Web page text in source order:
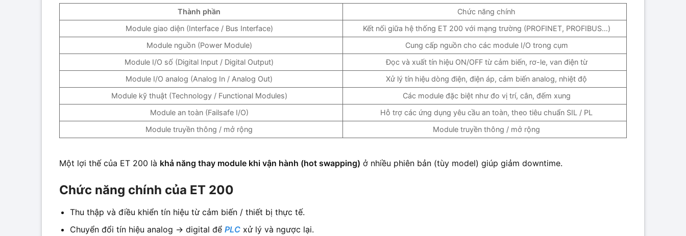
Thành phần
Chức năng chính
Module giao diện (Interface / Bus Interface)
Kết nối giữa hệ thống ET 200 với mạng trường (PROFINET, PROFIBUS…)
Module nguồn (Power Module)
Cung cấp nguồn cho các module I/O trong cụm
Module I/O số (Digital Input / Digital Output)
Đọc và xuất tín hiệu ON/OFF từ cảm biến, rơ-le, van điện từ
Module I/O analog (Analog In / Analog Out)
Xử lý tín hiệu dòng điện, điện áp, cảm biến analog, nhiệt độ
Module kỹ thuật (Technology / Functional Modules)
Các module đặc biệt như đo vị trí, cân, đếm xung
Module an toàn (Failsafe I/O)
Hỗ trợ các ứng dụng yêu cầu an toàn, theo tiêu chuẩn SIL / PL
Module truyền thông / mở rộng
Module truyền thông / mở rộng
Một lợi thế của ET 200 là khả năng thay module khi vận hành (hot swapping) ở nhiều phiên bản (tùy model) giúp giảm downtime.
Chức năng chính của ET 200
Thu thập và điều khiển tín hiệu từ cảm biến / thiết bị thực tế.
Chuyển đổi tín hiệu analog → digital để PLCxử lý và ngược lại.